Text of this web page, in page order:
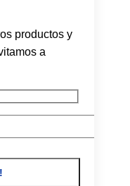
productos y
a